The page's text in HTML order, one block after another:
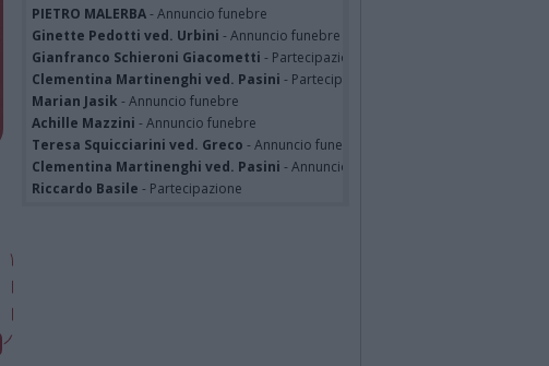
PIETRO MALERBA- Annuncio funebre
Ginette Pedotti ved. Urbini - Annuncio funebre
Gianfranco Schieroni Giacometti - Partecipazione
Clementina Martinenghi ved. Pasini - Partecipazione
Marian Jasik - Annuncio funebre
Achille Mazzini - Annuncio funebre
Teresa Squicciarini ved. Greco - Annuncio funebre
Clementina Martinenghi ved. Pasini - Annuncio funebre
Riccardo Basile - Partecipazione